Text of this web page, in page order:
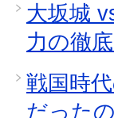
大坂城
力の徹
戦国時
だった